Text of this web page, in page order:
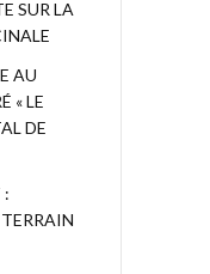
SUR LA
AU
« LE
DE
: